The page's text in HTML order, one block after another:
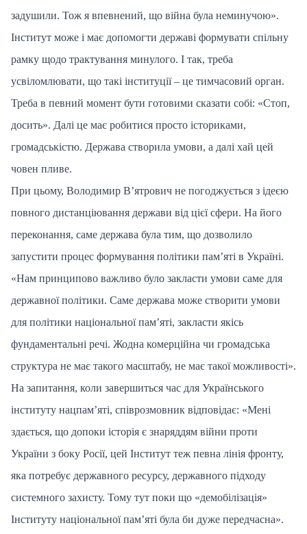
задушили. Тож я впевнений, що війна була неминучою».
Інститут може і має допомогти державі формувати спільну
рамку щодо трактування минулого. І так, треба
усвіломлювати, що такі інституції – це тимчасовий орган.
Треба в певний момент бути готовими сказати собі: «Стоп,
досить». Далі це має робитися просто істориками,
громадськістю. Держава створила умови, а далі хай цей
човен пливе.
При цьому, Володимир В’ятрович не погоджується з ідеєю
повного дистанціювання держави від цієї сфери. На його
переконання, саме держава була тим, що дозволило
запустити процес формування політики пам’яті в Україні.
«Нам принципово важливо було закласти умови саме для
державної політики. Саме держава може створити умови
для політики національної пам’яті, закласти якісь
фундаментальні речі. Жодна комерційна чи громадська
структура не має такого масштабу, не має такої можливості».
На запитання, коли завершиться час для Українського
інституту нацпам’яті, співрозмовник відповідає: «Мені
здається, що допоки історія є знаряддям війни проти
України з боку Росії, цей Інститут теж певна лінія фронту,
яка потребує державного ресурсу, державного підходу
системного захисту. Тому тут поки що «демобілізація»
Інституту національної пам’яті була би дуже передчасна».